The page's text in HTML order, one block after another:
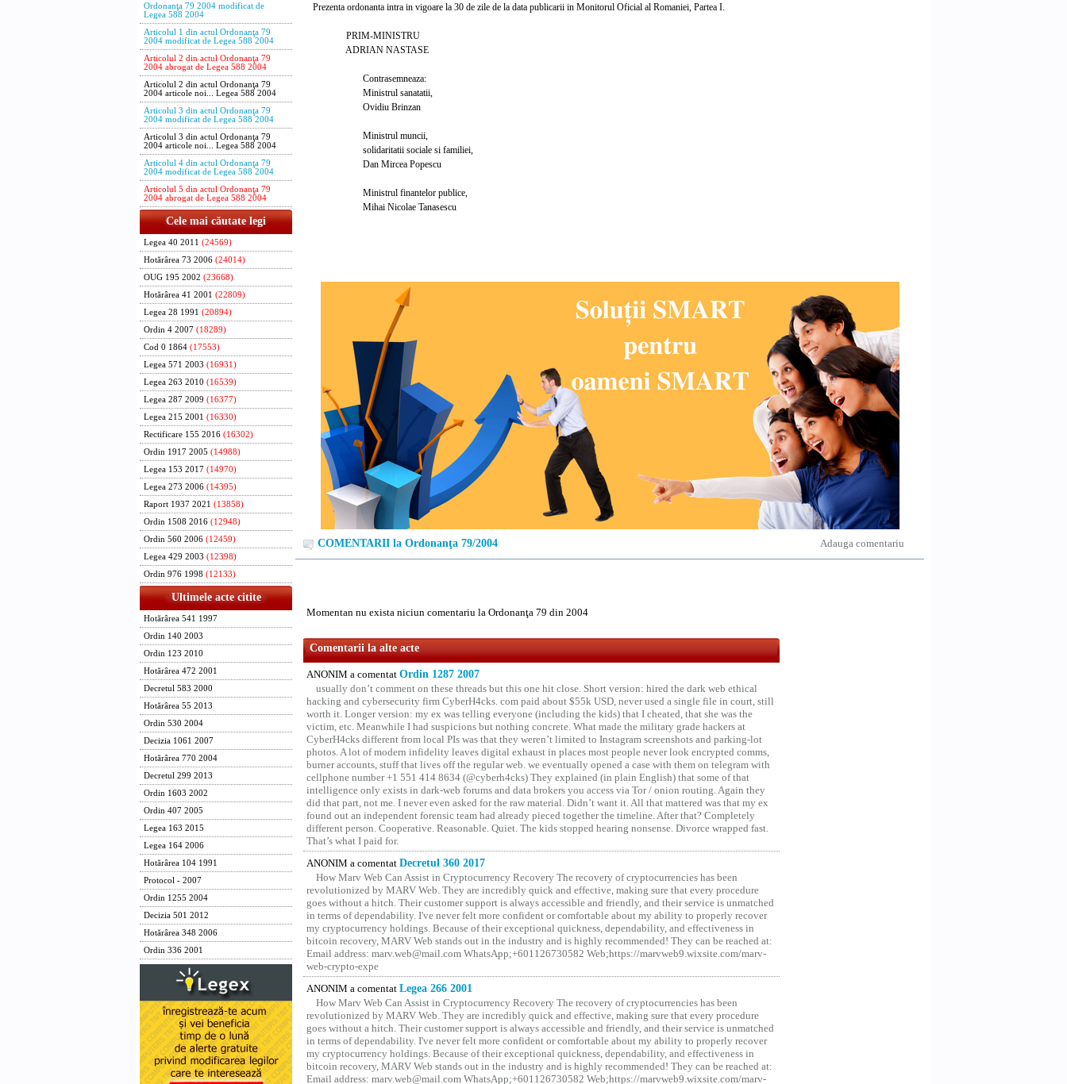
Ordonanţa 79 2004 modificat de
Legea 588 2004
Articolul 1 din actul Ordonanţa 79
2004 modificat de Legea 588 2004
Articolul 2 din actul Ordonanţa 79
2004 abrogat de Legea 588 2004
Articolul 2 din actul Ordonanţa 79
2004 articole noi... Legea 588 2004
Articolul 3 din actul Ordonanţa 79
2004 modificat de Legea 588 2004
Articolul 3 din actul Ordonanţa 79
2004 articole noi... Legea 588 2004
Articolul 4 din actul Ordonanţa 79
2004 modificat de Legea 588 2004
Articolul 5 din actul Ordonanţa 79
2004 abrogat de Legea 588 2004
Cele mai căutate legi
Legea 40 2011 (24569)
Hotărârea 73 2006 (24014)
OUG 195 2002 (23668)
Hotărârea 41 2001 (22809)
Legea 28 1991 (20894)
Ordin 4 2007 (18289)
Cod 0 1864 (17553)
Legea 571 2003 (16931)
Legea 263 2010 (16539)
Legea 287 2009 (16377)
Legea 215 2001 (16330)
Rectificare 155 2016 (16302)
Ordin 1917 2005 (14988)
Legea 153 2017 (14970)
Legea 273 2006 (14395)
Raport 1937 2021 (13858)
Ordin 1508 2016 (12948)
Ordin 560 2006 (12459)
Legea 429 2003 (12398)
Ordin 976 1998 (12133)
Ultimele acte citite
Hotărârea 541 1997
Ordin 140 2003
Ordin 123 2010
Hotărârea 472 2001
Decretul 583 2000
Hotărârea 55 2013
Ordin 530 2004
Decizia 1061 2007
Hotărârea 770 2004
Decretul 299 2013
Ordin 1603 2002
Ordin 407 2005
Legea 163 2015
Legea 164 2006
Hotărârea 104 1991
Protocol - 2007
Ordin 1255 2004
Decizia 501 2012
Hotărârea 348 2006
Ordin 336 2001
Prezenta ordonanta intra in vigoare la 30 de zile de la data publicarii in Monitorul Oficial al Romaniei, Partea I.
PRIM-MINISTRU
ADRIAN NASTASE
Contrasemneaza:
Ministrul sanatatii,
Ovidiu Brinzan
Ministrul muncii,
solidaritatii sociale si familiei,
Dan Mircea Popescu
Ministrul finantelor publice,
Mihai Nicolae Tanasescu
Adauga comentariu
COMENTARII la Ordonanţa 79/2004
Momentan nu exista niciun comentariu la Ordonanţa 79 din 2004
Comentarii la alte acte
ANONIM a comentat Ordin 1287 2007
usually don’t comment on these threads but this one hit close. Short version: hired the dark web ethical
hacking and cybersecurity firm CyberH4cks. com paid about $55k USD, never used a single file in court, still
worth it. Longer version: my ex was telling everyone (including the kids) that I cheated, that she was the
victim, etc. Meanwhile I had suspicions but nothing concrete. What made the military grade hackers at
CyberH4cks different from local PIs was that they weren’t limited to Instagram screenshots and parking-lot
photos. A lot of modern infidelity leaves digital exhaust in places most people never look encrypted comms,
burner accounts, stuff that lives off the regular web. we eventually opened a case with them on telegram with
cellphone number +1 551 414 8634 (@cyberh4cks) They explained (in plain English) that some of that
intelligence only exists in dark-web forums and data brokers you access via Tor / onion routing. Again they
did that part, not me. I never even asked for the raw material. Didn’t want it. All that mattered was that my ex
found out an independent forensic team had already pieced together the timeline. After that? Completely
different person. Cooperative. Reasonable. Quiet. The kids stopped hearing nonsense. Divorce wrapped fast.
That’s what I paid for.
ANONIM a comentat Decretul 360 2017
How Marv Web Can Assist in Cryptocurrency Recovery The recovery of cryptocurrencies has been
revolutionized by MARV Web. They are incredibly quick and effective, making sure that every procedure
goes without a hitch. Their customer support is always accessible and friendly, and their service is unmatched
in terms of dependability. I've never felt more confident or comfortable about my ability to properly recover
my cryptocurrency holdings. Because of their exceptional quickness, dependability, and effectiveness in
bitcoin recovery, MARV Web stands out in the industry and is highly recommended! They can be reached at:
Email address: marv.web@mail.com WhatsApp;+601126730582 Web;https://marvweb9.wixsite.com/marv-
web-crypto-expe
ANONIM a comentat Legea 266 2001
How Marv Web Can Assist in Cryptocurrency Recovery The recovery of cryptocurrencies has been
revolutionized by MARV Web. They are incredibly quick and effective, making sure that every procedure
goes without a hitch. Their customer support is always accessible and friendly, and their service is unmatched
in terms of dependability. I've never felt more confident or comfortable about my ability to properly recover
my cryptocurrency holdings. Because of their exceptional quickness, dependability, and effectiveness in
bitcoin recovery, MARV Web stands out in the industry and is highly recommended! They can be reached at:
Email address: marv.web@mail.com WhatsApp;+601126730582 Web;https://marvweb9.wixsite.com/marv-